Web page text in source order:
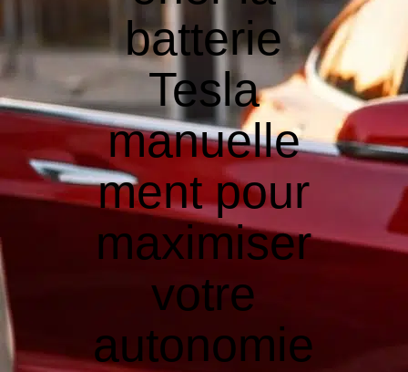
batterie
Tesla
manuelle
ment pour
maximiser
votre
autonomie